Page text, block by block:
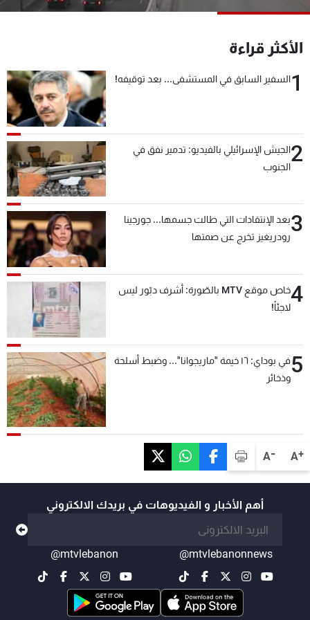
A+
A-
الأكثر قراءة
1السفير السابق في المستشفى... بعد توقيفه!
2الجيش الإسرائيلي بالفيديو: تدمير نفق في
الجنوب
3بعد الإنتقادات التي طالت جسمها... جورجينا
رودريغيز تخرج عن صمتها
4
خاص موقع MTV بالصّورة: أشرف دبّور ليس
لاجئاً!
5
في بوداي: ١٦ خيمة "ماريجوانا"... وضبط أسلحة
وذخائر
أهم الأخبار و الفيديوهات في بريدك الالكتروني
@mtvlebanonnews
@mtvlebanon
شاهد البرامج
عن MTV
الإنـتـاج
وظائف
شروط الإسـتخدام
سياسة الخصوصية